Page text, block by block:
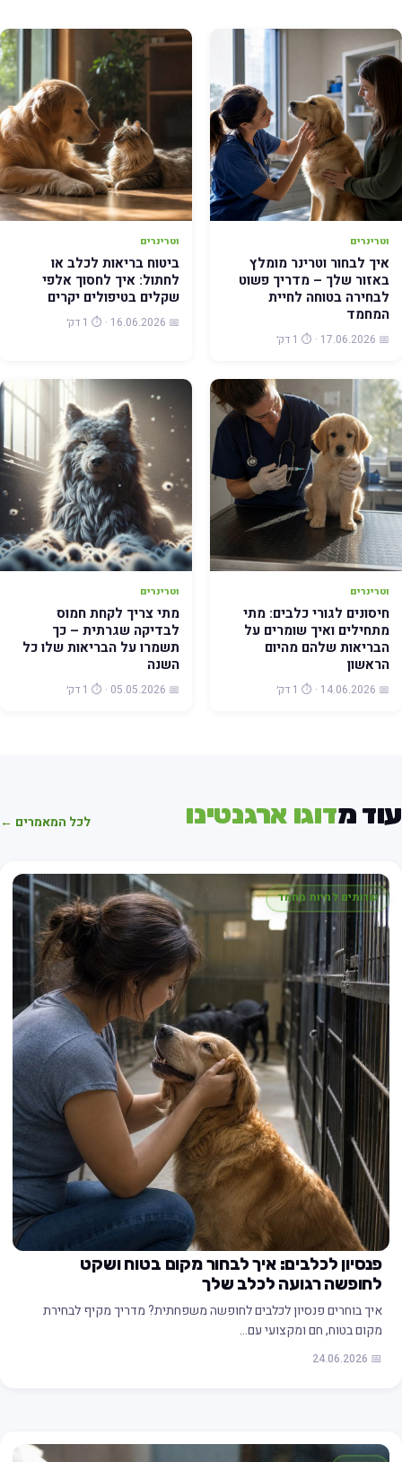
וטרינרים
איך לבחור וטרינר מומלץ
באזור שלך – מדריך פשוט
לבחירה בטוחה לחיית
המחמד
📅 17.06.2026 · ⏱️ 1 דק׳
וטרינרים
ביטוח בריאות לכלב או
לחתול: איך לחסוך אלפי
שקלים בטיפולים יקרים
📅 16.06.2026 · ⏱️ 1 דק׳
וטרינרים
חיסונים לגורי כלבים: מתי
מתחילים ואיך שומרים על
הבריאות שלהם מהיום
הראשון
📅 14.06.2026 · ⏱️ 1 דק׳
וטרינרים
מתי צריך לקחת חמוס
לבדיקה שגרתית – כך
תשמרו על הבריאות שלו כל
השנה
📅 05.05.2026 · ⏱️ 1 דק׳
מדוגו ארגנטינו לכל המאמרים ←
שרותים לחיות מחמד
פנסיון לכלבים: איך לבחור מקום בטוח ושקט
לחופשה רגועה לכלב שלך
איך בוחרים פנסיון לכלבים לחופשה משפחתית? מדריך מקיף לבחירת
מקום בטוח, חם ומקצועי עם…
📅 24.06.2026